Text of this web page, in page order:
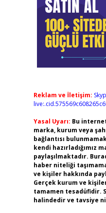
Reklam ve İletişim:
Yasal Uyarı: Bu
marka, kurum veya
bağlantısı
kendi hazırladığımız
paylaşılmaktadır.
haber niteliği
ve kişiler hakkında
Gerçek kurum ve
tamamen tesadüfidir.
halindedir ve tavsiye